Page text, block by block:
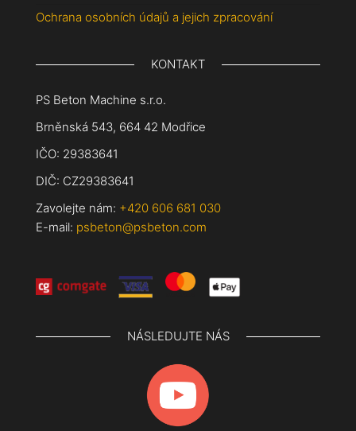
Ochrana osobních údajů a jejich zpracování
KONTAKT
PS Beton Machine s.r.o.
Brněnská 543, 664 42 Modřice
IČO: 29383641
DIČ: CZ29383641
Zavolejte nám: +420 606 681 030
E-mail: psbeton@psbeton.com
NÁSLEDUJTE NÁS